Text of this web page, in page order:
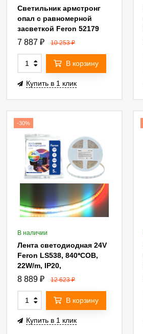
Светильник армстронг
опал с равномерной
засветкой Feron 52179
7 887 ₽ 10 253₽
В корзину
Купить в 1 клик
-30%
В наличии
Лента светодиодная 24V
Feron LS538, 840*COB,
22W/m, IP20,
RGB+2300К+6500K 53337
8 889 ₽ 12 623₽
В корзину
Купить в 1 клик